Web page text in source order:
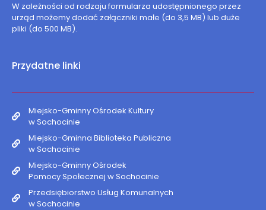
W zależności od rodzaju formularza udostępnionego przez
urząd możemy dodać załączniki małe (do 3,5 MB) lub duże
pliki (do 500 MB).
Przydatne linki
Miejsko-Gminny Ośrodek Kultury
w Sochocinie
Miejsko-Gminna Biblioteka Publiczna
w Sochocinie
Miejsko-Gminny Ośrodek
Pomocy Społecznej w Sochocinie
Przedsiębiorstwo Usług Komunalnych
w Sochocinie